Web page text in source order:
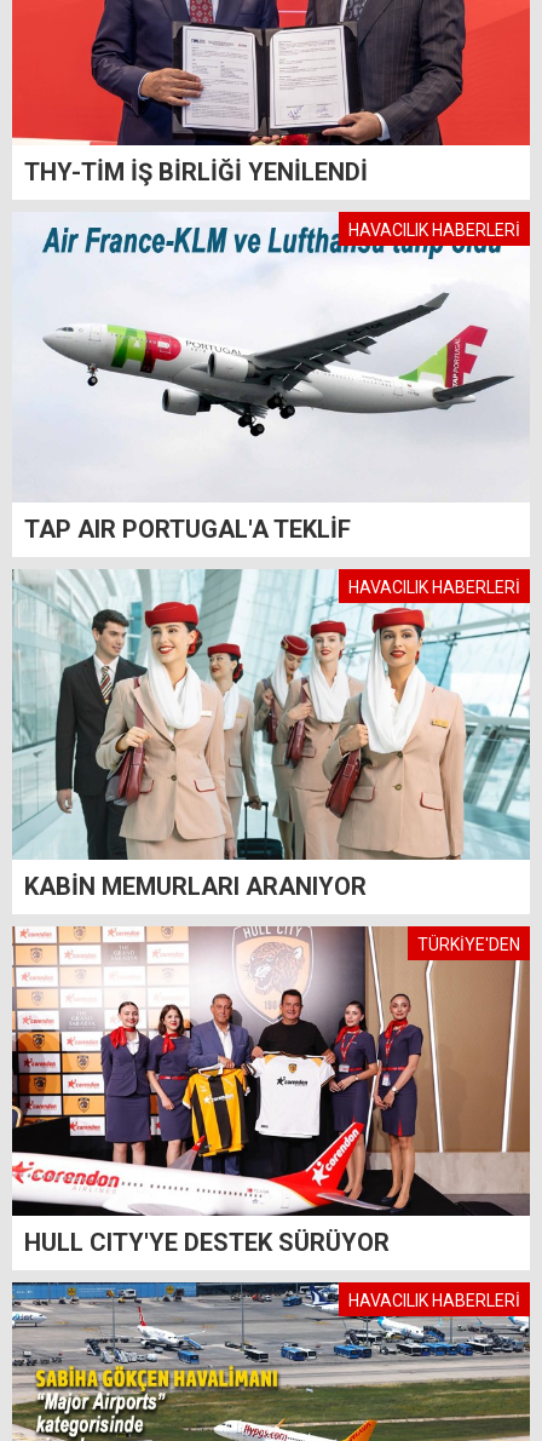
THY-TİM İŞ BİRLİĞİ YENİLENDİ
HAVACILIK HABERLERİ
TAP AIR PORTUGAL'A TEKLİF
HAVACILIK HABERLERİ
KABİN MEMURLARI ARANIYOR
TÜRKİYE'DEN
HULL CITY'YE DESTEK SÜRÜYOR
HAVACILIK HABERLERİ